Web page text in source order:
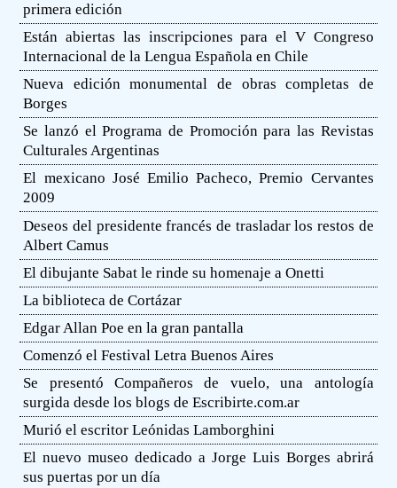
primera edición
Están abiertas las inscripciones para el V Congreso
Internacional de la Lengua Española en Chile
Nueva edición monumental de obras completas de
Borges
Se lanzó el Programa de Promoción para las Revistas
Culturales Argentinas
El mexicano José Emilio Pacheco, Premio Cervantes
2009
Deseos del presidente francés de trasladar los restos de
Albert Camus
El dibujante Sabat le rinde su homenaje a Onetti
La biblioteca de Cortázar
Edgar Allan Poe en la gran pantalla
Comenzó el Festival Letra Buenos Aires
Se presentó Compañeros de vuelo, una antología
surgida desde los blogs de Escribirte.com.ar
Murió el escritor Leónidas Lamborghini
El nuevo museo dedicado a Jorge Luis Borges abrirá
sus puertas por un día